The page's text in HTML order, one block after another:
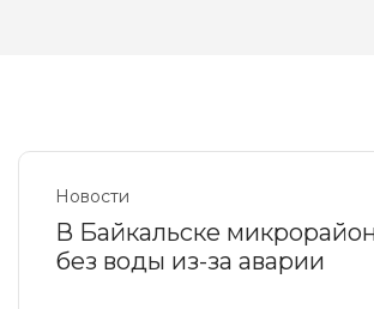
Новости
В Байкальске
без воды из-за аварии